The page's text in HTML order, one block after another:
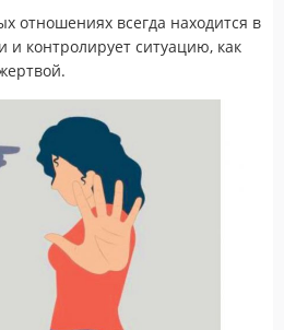
отношениях всегда находится в
контролирует ситуацию, как